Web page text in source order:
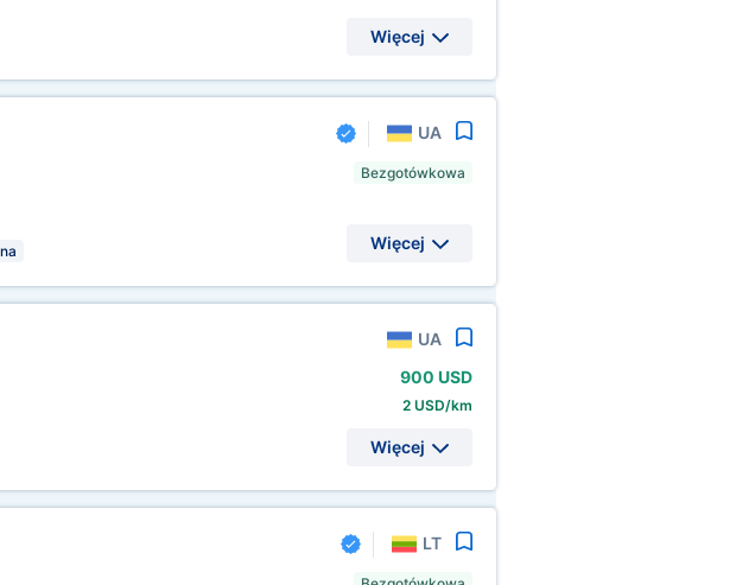
Więcej
UA
Bezgotówkowa
Więcej
UA
900 USD
2 USD/km
Więcej
LT